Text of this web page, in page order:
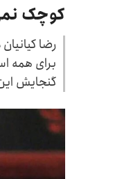
کوچک
رضا
برای همه
گنجایش